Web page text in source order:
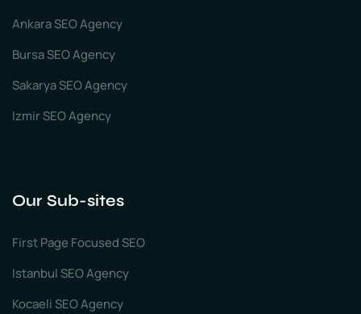
Ankara SEO Agency
Bursa SEO Agency
Sakarya SEO Agency
Izmir SEO Agency
Our Sub-sites
First Page Focused SEO
Istanbul SEO Agency
Kocaeli SEO Agency